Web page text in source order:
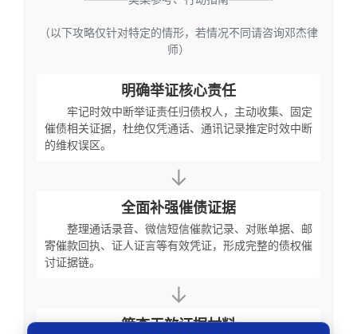
（以下攻略仅针对特定的情形，若情况不同请咨询邓杰律
师）
明确举证核心责任
牢记时效中断举证责任归债权人，主动收集、固定
催债相关证据，杜绝仅凭通话、通讯记录推定时效中断
的维权误区。
↓
全面补强催债证据
整理通话录音、微信短信催款记录、对账单据、邮
寄催款回执、证人证言等有效凭证，形成完整的债权催
讨证据链。
↓
筛查无效证据材料